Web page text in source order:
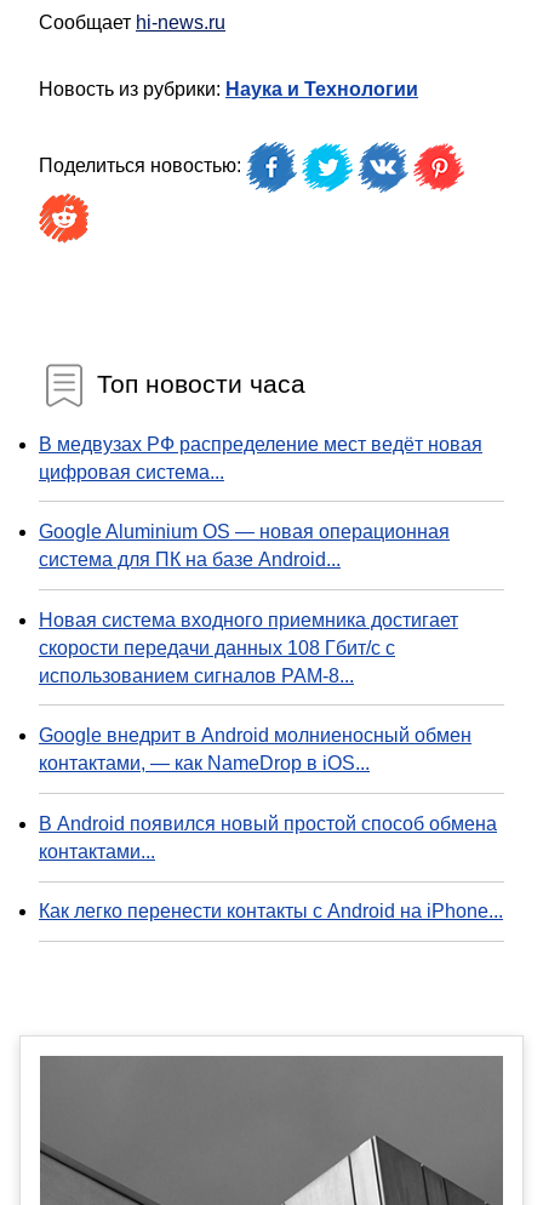
Сообщает hi-news.ru
Новость из рубрики: Наука и Технологии
Поделиться новостью:
Топ новости часа
В медвузах РФ распределение мест ведёт новая
цифровая система...
Google Aluminium OS — новая операционная
система для ПК на базе Android...
Новая система входного приемника достигает
скорости передачи данных 108 Гбит/с с
использованием сигналов PAM-8...
Google внедрит в Android молниеносный обмен
контактами, — как NameDrop в iOS...
В Android появился новый простой способ обмена
контактами...
Как легко перенести контакты с Android на iPhone...